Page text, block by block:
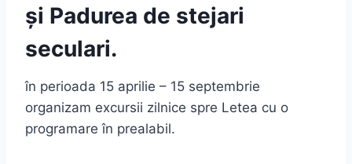
și Padurea de stejari
seculari.
în perioada 15 aprilie – 15 septembrie
organizam excursii zilnice spre Letea cu o
programare în prealabil.